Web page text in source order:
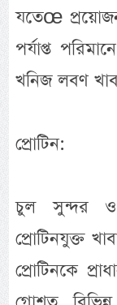
যতেœ
পর্যাপ্ত
খনিজ লবণ
প্রোটিন:
চুল সুন্দর ও
প্রোটিনযুক্ত
প্রোটিনকে